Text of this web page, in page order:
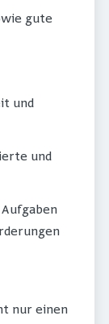
gute
und
und
nur einen